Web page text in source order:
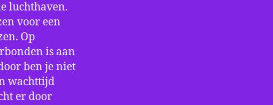
luchthaven.
voor een
Op
is aan
ben je niet
wachttijd
er door